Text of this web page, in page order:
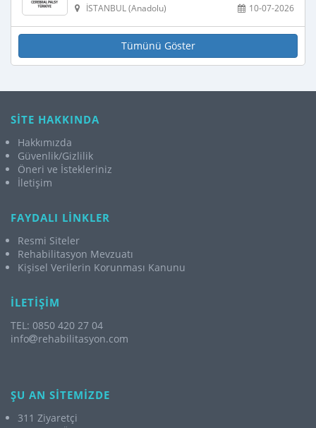
10-07-2026
İSTANBUL (Anadolu)
Tümünü Göster
SİTE HAKKINDA
Hakkımızda
Güvenlik/Gizlilik
Öneri ve İstekleriniz
İletişim
FAYDALI LİNKLER
Resmi Siteler
Rehabilitasyon Mevzuatı
Kişisel Verilerin Korunması Kanunu
İLETİŞİM
TEL: 0850 420 27 04
info
rehabilitasyon.com
ŞU AN SİTEMİZDE
311 Ziyaretçi